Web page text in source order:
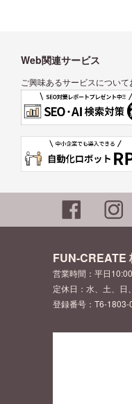
Web関連サービス
ご興味あるサービスについて
FUN-CREATE
営業時間：平日
定休日：水、土、日
登録番号：T6-